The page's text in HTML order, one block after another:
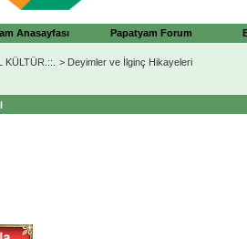
Anasayfası Papatyam Forum
KÜLTÜR.::. > Deyimler ve İlginç Hikayeleri